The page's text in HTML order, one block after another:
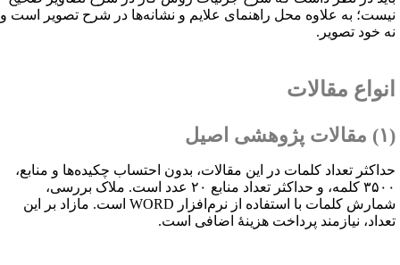
به علاوه محل راهنمای علایم و نشانه‌ها در شرح تصویر است و
خود تصویر.
مقالات
تعداد کلمات در این مقالات، بدون احتساب چکیده‌ها و منابع،
۳۵۰۰ کلمه، و حداکثر تعداد منابع ۲۰ عدد است. ملاک بررسی،
کلمات با استفاده از نرم‌افزارWORDاست. مازاد بر این
نیازمند پرداخت هزینهٔ اضافی است.